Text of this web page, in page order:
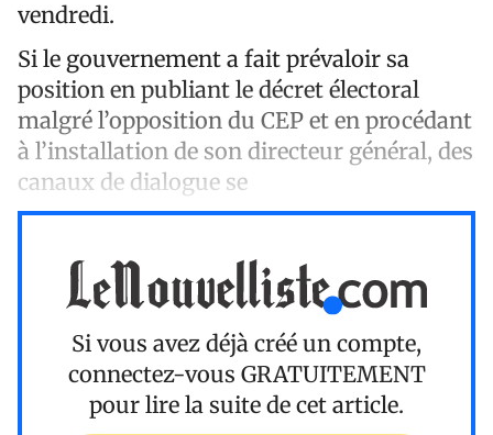
vendredi.
Si le gouvernement a fait prévaloir sa
position en publiant le décret électoral
malgré l’opposition du CEP et en procédant
à l’installation de son directeur général, des
canaux de dialogue se
Si vous avez déjà créé un compte,
connectez-vous GRATUITEMENT
pour lire la suite de cet article.